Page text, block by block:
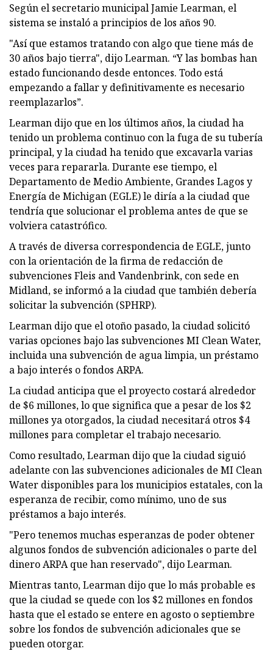
Según el secretario municipal Jamie Learman, el
sistema se instaló a principios de los años 90.
"Así que estamos tratando con algo que tiene más de
30 años bajo tierra", dijo Learman. “Y las bombas han
estado funcionando desde entonces. Todo está
empezando a fallar y definitivamente es necesario
reemplazarlos”.
Learman dijo que en los últimos años, la ciudad ha
tenido un problema continuo con la fuga de su tubería
principal, y la ciudad ha tenido que excavarla varias
veces para repararla. Durante ese tiempo, el
Departamento de Medio Ambiente, Grandes Lagos y
Energía de Michigan (EGLE) le diría a la ciudad que
tendría que solucionar el problema antes de que se
volviera catastrófico.
A través de diversa correspondencia de EGLE, junto
con la orientación de la firma de redacción de
subvenciones Fleis and Vandenbrink, con sede en
Midland, se informó a la ciudad que también debería
solicitar la subvención (SPHRP).
Learman dijo que el otoño pasado, la ciudad solicitó
varias opciones bajo las subvenciones MI Clean Water,
incluida una subvención de agua limpia, un préstamo
a bajo interés o fondos ARPA.
La ciudad anticipa que el proyecto costará alrededor
de $6 millones, lo que significa que a pesar de los $2
millones ya otorgados, la ciudad necesitará otros $4
millones para completar el trabajo necesario.
Como resultado, Learman dijo que la ciudad siguió
adelante con las subvenciones adicionales de MI Clean
Water disponibles para los municipios estatales, con la
esperanza de recibir, como mínimo, uno de sus
préstamos a bajo interés.
"Pero tenemos muchas esperanzas de poder obtener
algunos fondos de subvención adicionales o parte del
dinero ARPA que han reservado", dijo Learman.
Mientras tanto, Learman dijo que lo más probable es
que la ciudad se quede con los $2 millones en fondos
hasta que el estado se entere en agosto o septiembre
sobre los fondos de subvención adicionales que se
pueden otorgar.